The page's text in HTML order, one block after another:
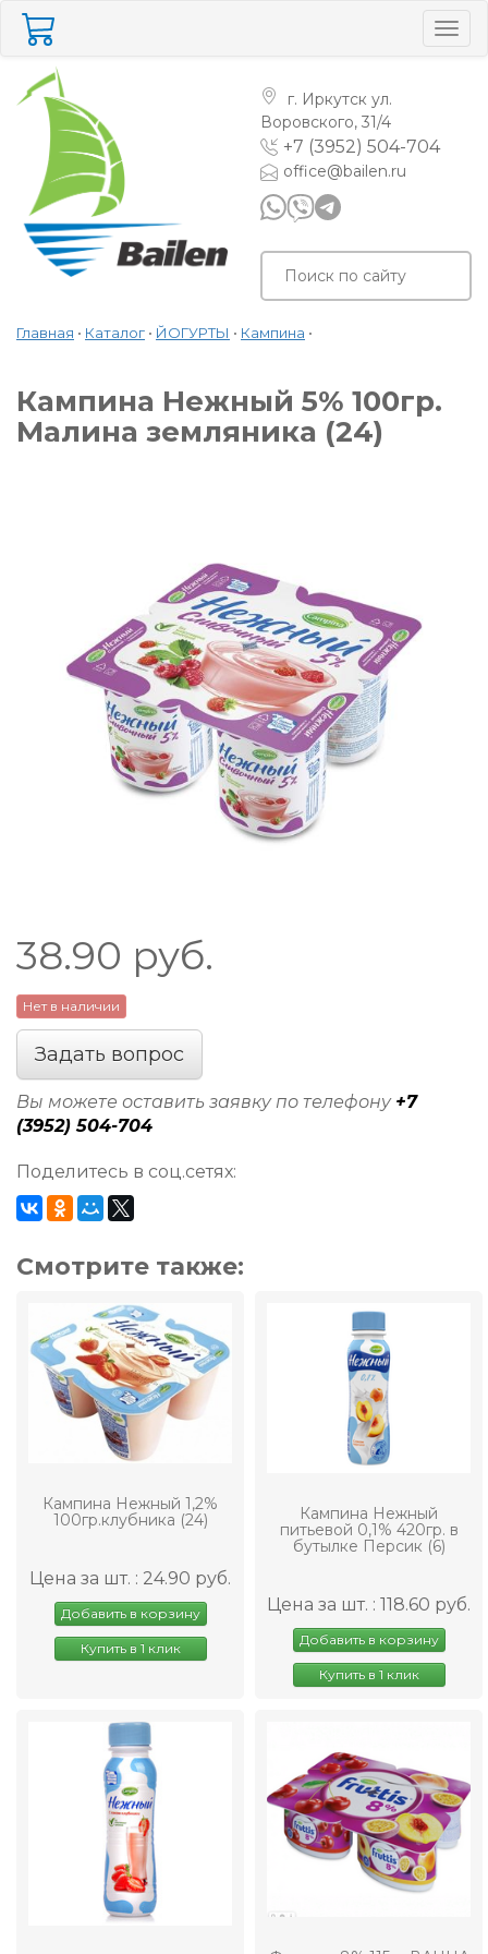
г. Иркутск ул.
Воровского, 31/4
+7 (3952) 504-704
office@bailen.ru
Главная • Каталог • ЙОГУРТЫ • Кампина •
Кампина Нежный 5% 100гр.
Малина земляника (24)
38.90 руб.
Нет в наличии
Задать вопрос
Вы можете оставить заявку по телефону +7
(3952) 504-704
Поделитесь в соц.сетях:
Смотрите также:
Кампина Нежный 1,2%
100гр.клубника (24)
Цена за шт. : 24.90 руб.
Добавить в корзину
Купить в 1 клик
Кампина Нежный
питьевой 0,1% 420гр. в
бутылке Персик (6)
Цена за шт. : 118.60 руб.
Добавить в корзину
Купить в 1 клик